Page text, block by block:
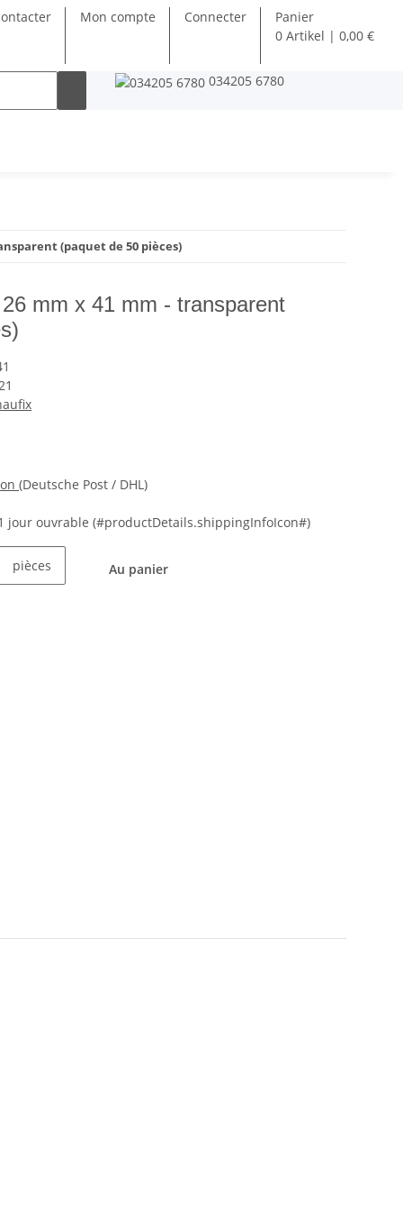
Mon compte Connecter
Panier
0 Artikel | 0,00 €
034205 6780
(paquet de 50 pièces)
mm x 41 mm - transparent
(Deutsche Post / DHL)
jour ouvrable (#productDetails.shippingInfoIcon#)
pièces Au panier